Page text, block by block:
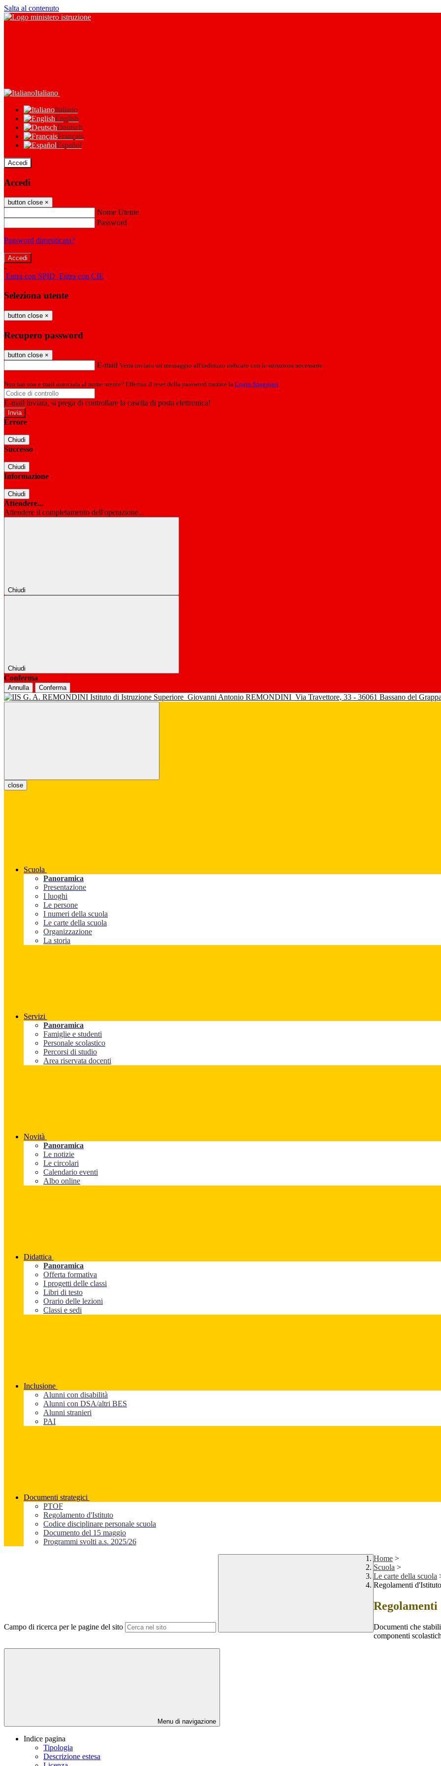
Salta al contenuto
Italiano
Italiano
English
Deutsch
Français
Español
Accedi
Accedi
button close ×
Nome Utente
Password
Password dimenticata?
-
Entra con SPID Entra con CIE
Seleziona utente
button close ×
Recupero password
button close ×
E-mail Verrà inviato un messaggio all'indirizzo indicato con le istruzioni necessarie.
Non hai una e-mail associata al nome utente? Effettua il reset della password tramite la Login Spaggiari
E-mail inviata, si prega di controllare la casella di posta elettronica!
Errore
Chiudi
Successo
Chiudi
Informazione
Chiudi
Attendere...
Attendere il completamento dell'operazione...
Chiudi
Chiudi
Conferma
Annulla Conferma
Istituto di Istruzione Superiore Giovanni Antonio REMONDINI Via Travettore, 33 - 36061 Bassano del
close
Scuola
Panoramica
Presentazione
I luoghi
Le persone
I numeri della scuola
Le carte della scuola
Organizzazione
La storia
Servizi
Panoramica
Famiglie e studenti
Personale scolastico
Percorsi di studio
Area riservata docenti
Novità
Panoramica
Le notizie
Le circolari
Calendario eventi
Albo online
Didattica
Panoramica
Offerta formativa
I progetti delle classi
Libri di testo
Orario delle lezioni
Classi e sedi
Inclusione
Alunni con disabilità
Alunni con DSA/altri BES
Alunni stranieri
PAI
Documenti strategici
PTOF
Regolamento d'Istituto
Codice disciplinare personale scuola
Documento del 15 maggio
Programmi svolti a.s. 2025/26
Campo di ricerca per le pagine del sito
Home >
Scuola >
Le carte della scuola
Regolamenti d'Istituto
Documenti che
componenti
Menu di navigazione
Indice pagina
Tipologia
Descrizione estesa